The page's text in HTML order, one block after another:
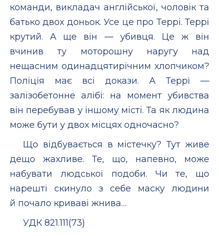
команди, викладач англійської, чоловік та
батько двох доньок. Усе це про Террі. Террі
крутий. А ще він — убивця. Це ж він
вчинив ту моторошну наругу над
нещасним одинадцятирічним хлопчиком?
Поліція має всі докази. А Террі —
залізобетонне алібі: на момент убивства
він перебував у іншому місті. Та як людина
може бути у двох місцях одночасно?
Що відбувається в містечку? Тут живе
дещо жахливе. Те, що, напевно, може
набувати людської подоби. Чи те, що
нарешті скинуло з себе маску людини
й почало криваві жнива…
УДК 821.111(73)